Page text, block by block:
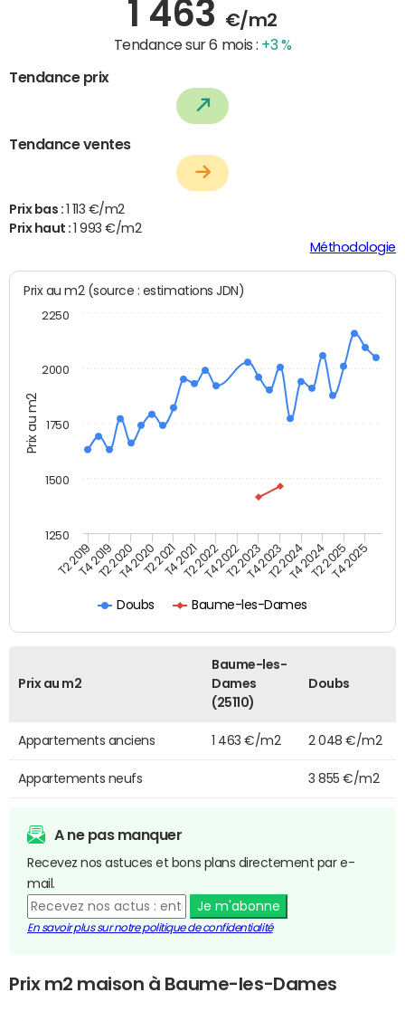
1 463 €/m2
Tendance sur 6 mois : +3 %
Tendance prix
Tendance ventes
Prix bas : 1 113 €/m2
Prix haut :1 993 €/m2
Méthodologie
Prix au m2
Prix au m2 (source : estimations JDN)
Doubs Baume-les-Dames
T2 2019T4 2019T2 2020T4 2020T2 2021T4 2021T2 2022T4 2022T2 2023T4 2023T2 2024T4 2024T2 2025T4 2025
2000
1250
1500
1750
2250
Prix au m2
Baume-les-
Dames
(25110)
Doubs
Appartements anciens 1 463 €/m2 2 048 €/m2
Appartements neufs 3 855 €/m2
A ne pas manquer
Recevez nos astuces et bons plans directement par e-
mail.
Je m'abonne
En savoir plus sur notre politique de confidentialité
Prix m2 maison à Baume-les-Dames